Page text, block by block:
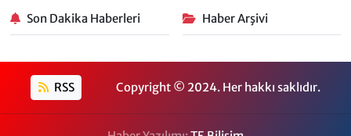
Son Dakika Haberleri Haber Arşivi
RSS Copyright © 2024. Her hakkı saklıdır.